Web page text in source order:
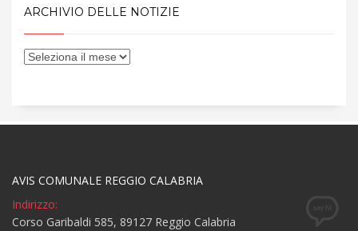
ARCHIVIO DELLE NOTIZIE
AVIS COMUNALE REGGIO CALABRIA
Indirizzo:
Corso Garibaldi 585, 89127 Reggio Calabria